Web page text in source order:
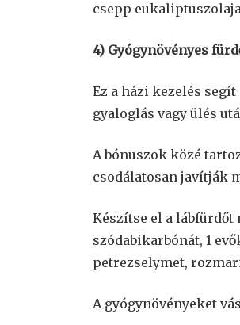
csepp
4) Gyógynövényes
Ez a házi kezelés
gyaloglás vagy ülés
A bónuszok közé
csodálatosan javítják
Készítse el a lábfürdőt
szódabikarbónát, 1
petrezselymet,
A gyógynövényeket